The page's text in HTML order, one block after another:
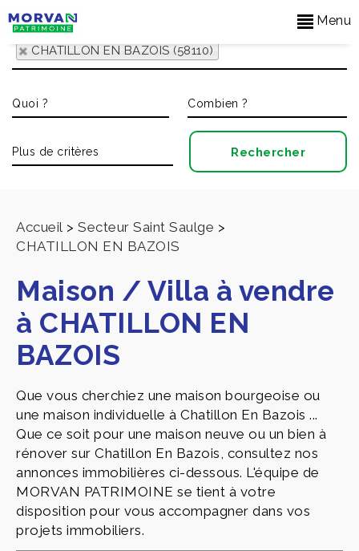
Menu
CHATILLON EN BAZOIS (58110)
Accueil > Secteur Saint Saulge >
CHATILLON EN BAZOIS
Maison / Villa à vendre
à CHATILLON EN
BAZOIS
Que vous cherchiez une maison bourgeoise ou
une maison individuelle à Chatillon En Bazois ...
Que ce soit pour une maison neuve ou un bien à
rénover sur Chatillon En Bazois, consultez nos
annonces immobilières ci-dessous. L'équipe de
MORVAN PATRIMOINE se tient à votre
disposition pour vous accompagner dans vos
projets immobiliers.